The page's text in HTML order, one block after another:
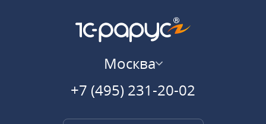
Москва
+7 (495) 231-20-02